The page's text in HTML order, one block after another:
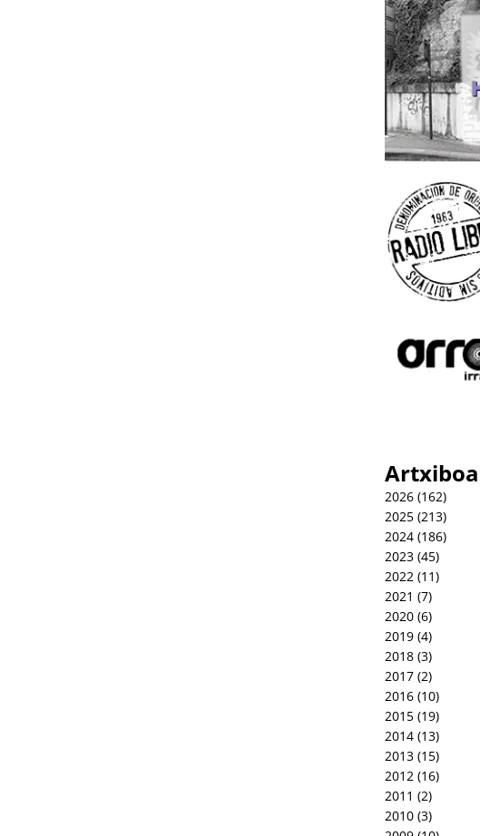
Artxiboa
2026(162)
2025(213)
2024(186)
2023(45)
2022 (11)
2021 (7)
2020(6)
2019(4)
2018(3)
2017(2)
2016(10)
2015(19)
2014(13)
2013(15)
2012 (16)
2011 (2)
2010(3)